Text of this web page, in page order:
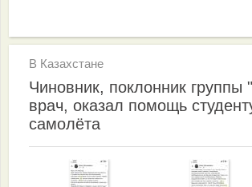
В Казахстане
Чиновник, поклонник
врач, оказал помощь
самолёта